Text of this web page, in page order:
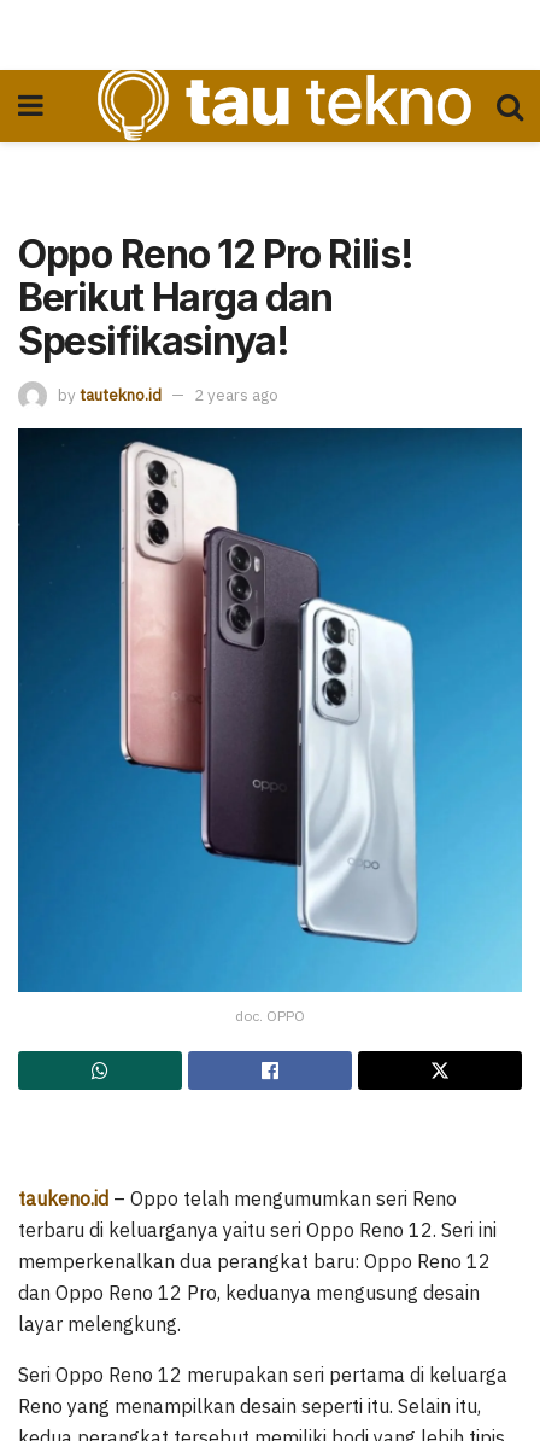
Oppo Reno 12 Pro Rilis!
Berikut Harga dan
Spesifikasinya!
by tautekno.id 2 years ago
doc. OPPO
taukeno.id – Oppo telah mengumumkan seri Reno
terbaru di keluarganya yaitu seri Oppo Reno 12. Seri ini
memperkenalkan dua perangkat baru: Oppo Reno 12
dan Oppo Reno 12 Pro, keduanya mengusung desain
layar melengkung.
Seri Oppo Reno 12 merupakan seri pertama di keluarga
Reno yang menampilkan desain seperti itu. Selain itu,